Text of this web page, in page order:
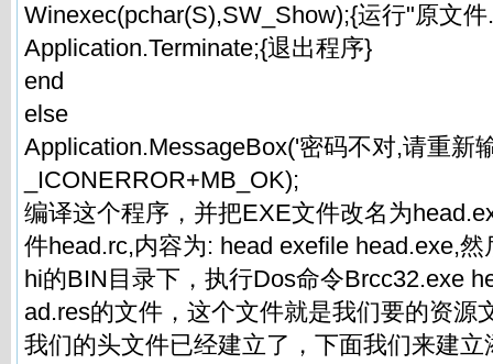
Winexec(pchar(S),SW_Show);{运行"原文
Application.Terminate;{退出程序}
end
else
Application.MessageBox('密码不对,请重新
_ICONERROR+MB_OK);
编译这个程序，并把EXE文件改名为
件head.rc,内容为: head exefile head.exe,
hi的BIN目录下，执行Dos命令Brcc32.exe
ad.res的文件，这个文件就是我们要的资源
我们的头文件已经建立了，下面我们来建立